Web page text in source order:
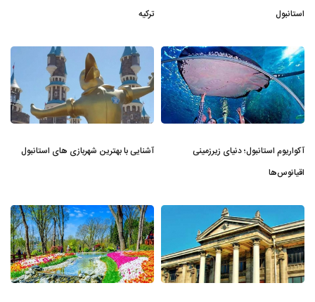
استانبول
ترکیه
آکواریوم استانبول؛ دنیای زیرزمینی
اقیانوس‌ها
آشنایی با بهترین شهربازی های استانبول